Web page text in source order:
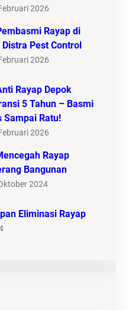
2026
Rayap di
Distra Pest Control
2026
Rayap Depok
5 Tahun – Basmi
Sampai Ratu!
2026
Rayap
Bangunan
2024
Eliminasi Rayap